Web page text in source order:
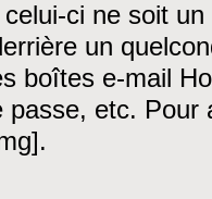
ci ne soit
un
boîtes e-mail
passe, etc. Pour